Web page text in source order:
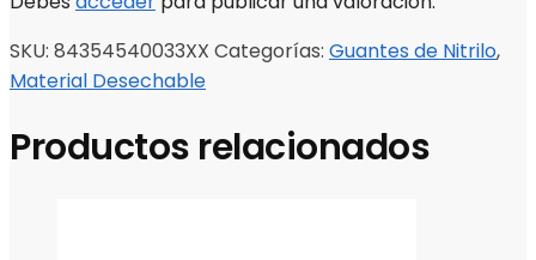
SKU: 84354540033XX Categorías: Guantes de Nitrilo,
Material Desechable
Productos relacionados